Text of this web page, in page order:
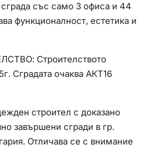
със само 3 офиса и 44
функционалност, естетика и
Строителството
Сградата очаква АКТ16
строител с доказано
завършени сгради в гр.
Отличава се с внимание